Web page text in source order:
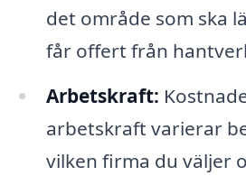
det område som ska
får offert från
Arbetskraft:
arbetskraft varierar
vilken firma du väljer